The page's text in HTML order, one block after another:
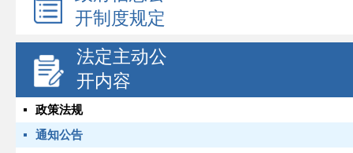
开制度规定
法定主动公
开内容
政策法规
通知公告